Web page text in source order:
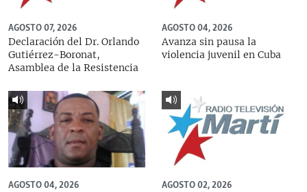
LA INVASIÓN DE RUSIA A UCRANIA
AGOSTO 07, 2026
Declaración del Dr. Orlando
Gutiérrez-Boronat,
Asamblea de la Resistencia
AGOSTO 04, 2026
Avanza sin pausa la
violencia juvenil en Cuba
AGOSTO 04, 2026
AGOSTO 02, 2026